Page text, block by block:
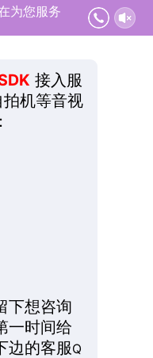
为您服务
开始沟通
接入服
机等音视
下想咨询
一时间给
边的客服Q